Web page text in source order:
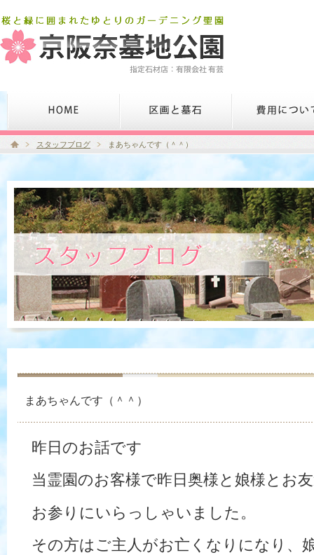
スタッフブログ まあちゃんです（＾＾）
まあちゃんです（＾＾）
昨日のお話です
当霊園のお客様で昨日奥様と娘様とお
お参りにいらっしゃいました。
その方はご主人がお亡くなりになり、